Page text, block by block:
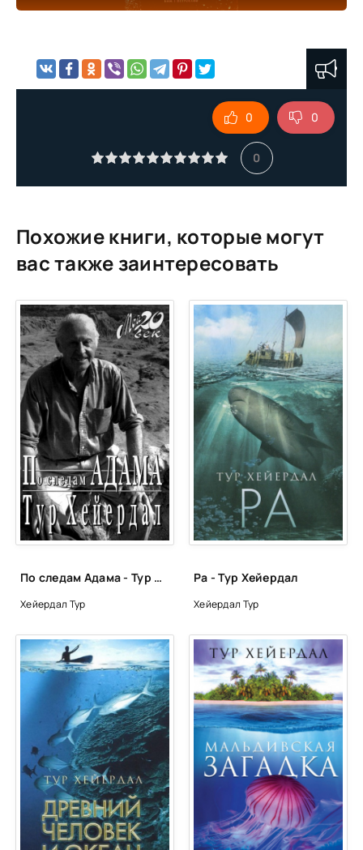
Глава восьмая.
0
0 0
Похожие книги, которые могут
вас также заинтересовать
По следам Адама - Тур Хейердал
Хейердал Тур
Ра - Тур Хейердал
Хейердал Тур